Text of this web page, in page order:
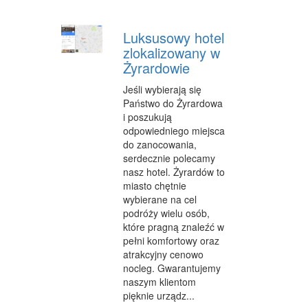
DIETETYKA, ODCHUDZANIE
KOSMETYKI
LECZENIE
SALONY KOSMETYCZNE
SPRZĘT MEDYCZNY
STRONY WWW
OPROGRAMOWANIE
KONTAKT
Luksusowy hotel
zlokalizowany w
Żyrardowie
Jeśli wybierają się
Państwo do Żyrardowa
i poszukują
odpowiedniego miejsca
do zanocowania,
serdecznie polecamy
nasz hotel. Żyrardów to
miasto chętnie
wybierane na cel
podróży wielu osób,
które pragną znaleźć w
pełni komfortowy oraz
atrakcyjny cenowo
nocleg. Gwarantujemy
naszym klientom
pięknie urządz...